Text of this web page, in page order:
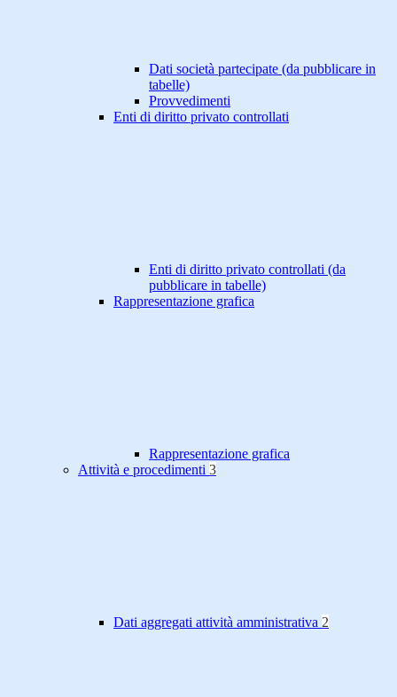
Dati società partecipate (da pubblicare in
tabelle)
Provvedimenti
Enti di diritto privato controllati
Enti di diritto privato controllati (da
pubblicare in tabelle)
Rappresentazione grafica
Rappresentazione grafica
Attività e procedimenti 3
Dati aggregati attività amministrativa 2